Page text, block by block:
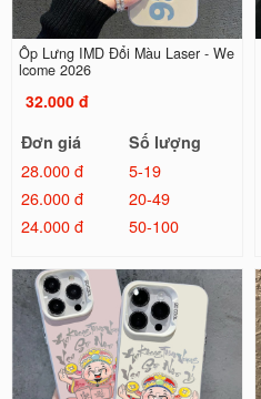
Ốp Lưng IMD Đổi Màu Laser - We
lcome 2026
32.000 đ
Đơn giá
Số lượng
28.000 đ
5-19
26.000 đ
20-49
24.000 đ
50-100